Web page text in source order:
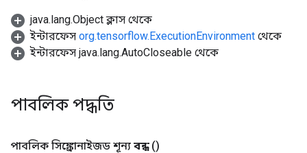
java.lang.Object ক্লাস থেকে
ইন্টারফেস org.tensorflow.ExecutionEnvironment থেকে
ইন্টারফেস java.lang.AutoCloseable থেকে
পাবলিক পদ্ধতি
পাবলিক সিঙ্ক্রোনাইজড শূন্য বন্ধ ()